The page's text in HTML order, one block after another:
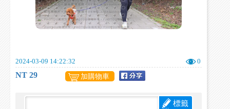
2024-03-09 14:22:32 0
NT 29 加購物車
標籤